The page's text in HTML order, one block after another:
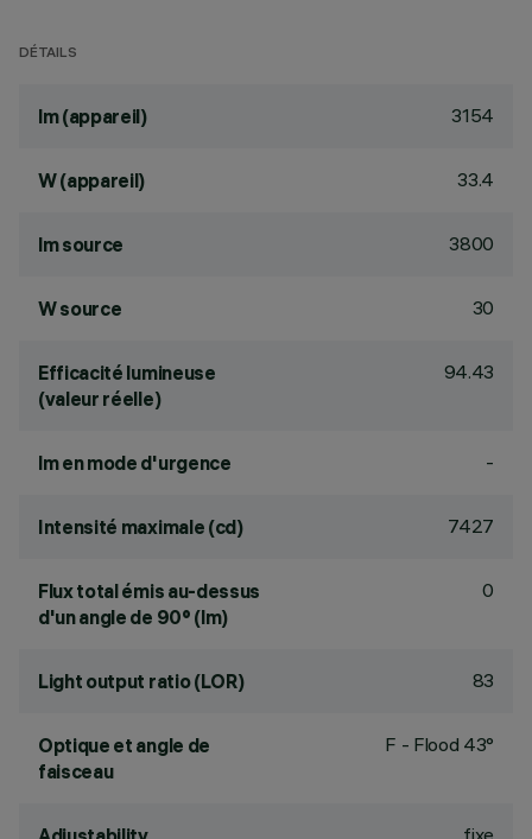
DÉTAILS
lm (appareil) 3154
W (appareil) 33.4
lm source 3800
W source 30
Efficacité lumineuse
(valeur réelle)
94.43
lm en mode d'urgence -
Intensité maximale (cd) 7427
Flux total émis au-dessus
d'un angle de 90° (lm)
0
Light output ratio (LOR) 83
Optique et angle de
faisceau
F - Flood 43°
fixe